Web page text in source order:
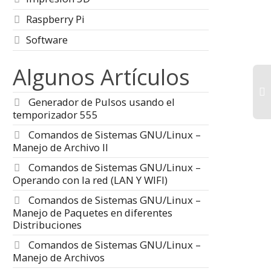
del
que...
Bridge,
Gateway
El sistema OSI
(Interconexión de
Sistemas Abiertos) tiene
Enlace, Red, Transporte,
Sesión, Presentación y...
Raspberry Pi
Software
Algunos Artículos
Generador de Pulsos usando el
temporizador 555
Comandos de Sistemas GNU/Linux –
Manejo de Archivo II
Comandos de Sistemas GNU/Linux –
Operando con la red (LAN Y WIFI)
Comandos de Sistemas GNU/Linux –
Manejo de Paquetes en diferentes
Distribuciones
Comandos de Sistemas GNU/Linux –
Manejo de Archivos